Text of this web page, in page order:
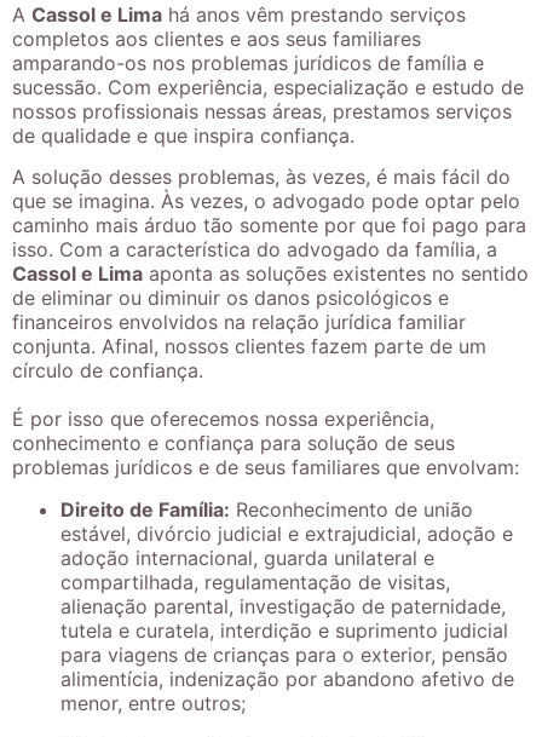
A Cassol e Lima há anos vêm prestando serviços
completos aos clientes e aos seus familiares
amparando-os nos problemas jurídicos de família e
sucessão. Com experiência, especialização e estudo de
nossos profissionais nessas áreas, prestamos serviços
de qualidade e que inspira confiança.
A solução desses problemas, às vezes, é mais fácil do
que se imagina. Às vezes, o advogado pode optar pelo
caminho mais árduo tão somente por que foi pago para
isso. Com a característica do advogado da família, a
Cassol e Lima aponta as soluções existentes no sentido
de eliminar ou diminuir os danos psicológicos e
financeiros envolvidos na relação jurídica familiar
conjunta. Afinal, nossos clientes fazem parte de um
círculo de confiança.
É por isso que oferecemos nossa experiência,
conhecimento e confiança para solução de seus
problemas jurídicos e de seus familiares que envolvam:
Direito de Família: Reconhecimento de união
estável, divórcio judicial e extrajudicial, adoção e
adoção internacional, guarda unilateral e
compartilhada, regulamentação de visitas,
alienação parental, investigação de paternidade,
tutela e curatela, interdição e suprimento judicial
para viagens de crianças para o exterior, pensão
alimentícia, indenização por abandono afetivo de
menor, entre outros;